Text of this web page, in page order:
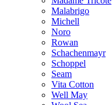
Malabrigo
Michell
Noro
Rowan
Schachenmayr
Schoppel
Seam
Vita Cotton
Well May